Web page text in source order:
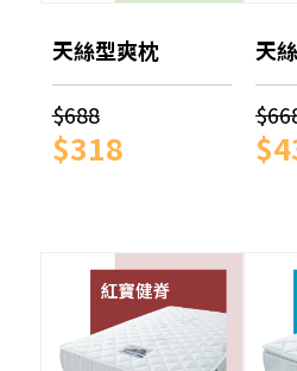
天絲型爽枕
$688
$318
天